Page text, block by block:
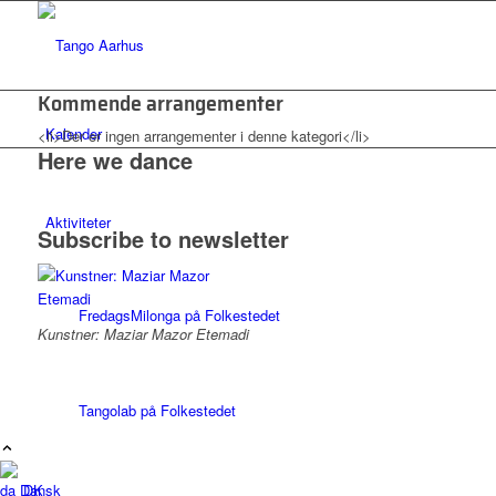
Kalender
Aktiviteter
FredagsMilonga på Folkestedet
Tangolab på Folkestedet
Kommende arrangementer
<li>Der er ingen arrangementer i denne kategori</li>
Here we dance
Subscribe to newsletter
Kunstner: Maziar Mazor Etemadi
Dansk